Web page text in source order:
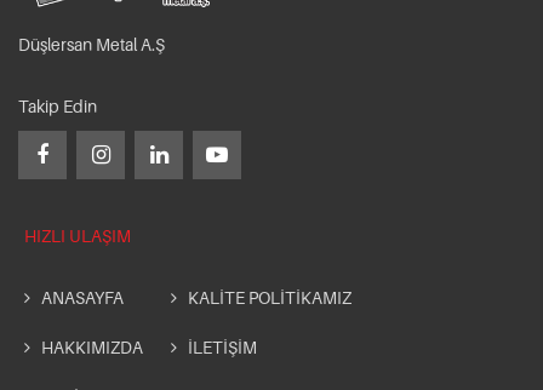
Düşlersan Metal A.Ş
Takip Edin
HIZLI ULAŞIM
ANASAYFA
HAKKIMIZDA
KALİTE POLİTİKAMIZ
İLETİŞİM